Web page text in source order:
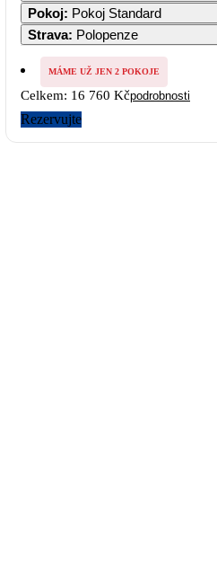
Pokoj: Pokoj Standard
Strava: Polopenze
MÁME UŽ JEN 2 POKOJE
Celkem: 16 760 Kčpodrobnosti
Rezervujte